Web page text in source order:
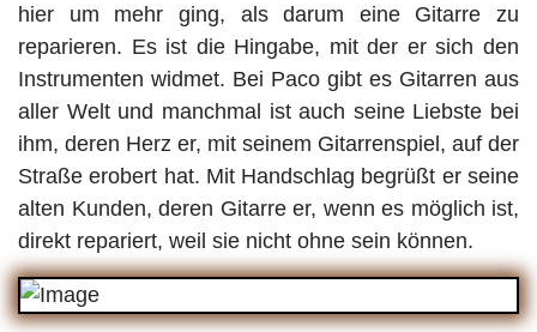
hier um mehr ging, als darum eine Gitarre zu
reparieren. Es ist die Hingabe, mit der er sich den
Instrumenten widmet. Bei Paco gibt es Gitarren aus
aller Welt und manchmal ist auch seine Liebste bei
ihm, deren Herz er, mit seinem Gitarrenspiel, auf der
Straße erobert hat. Mit Handschlag begrüßt er seine
alten Kunden, deren Gitarre er, wenn es möglich ist,
direkt repariert, weil sie nicht ohne sein können.